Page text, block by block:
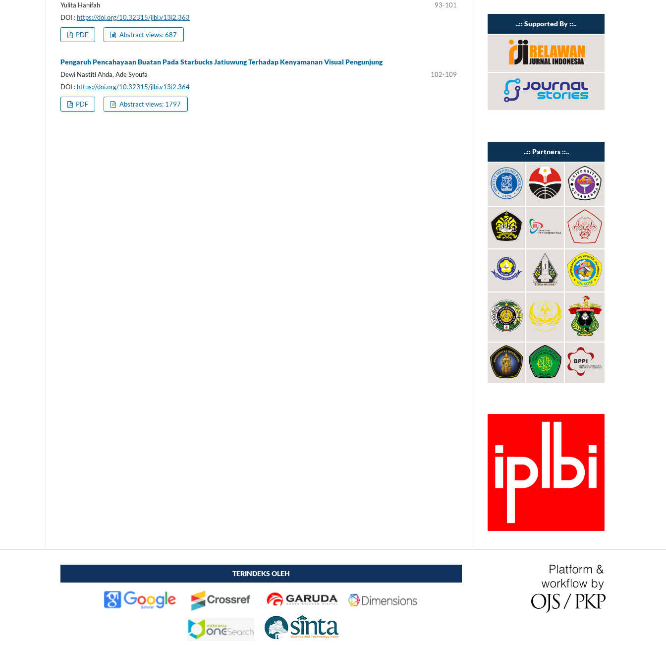
Yulita Hanifah
93-101
DOI : https://doi.org/10.32315/jlbi.v13i2.363
PDF Abstract views: 687
Pengaruh Pencahayaan Buatan Pada Starbucks Jatiuwung Terhadap Kenyamanan Visual Pengunjung
Dewi Nastiti Ahda, Ade Syoufa
102-109
DOI : https://doi.org/10.32315/jlbi.v13i2.364
PDF Abstract views: 1797
..:: Supported By ::..
..:: Partners ::..
TERINDEKS OLEH